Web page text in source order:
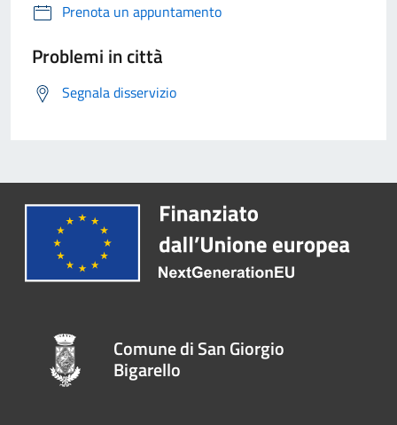
Prenota un appuntamento
Problemi in città
Segnala disservizio
Comune di San Giorgio
Bigarello